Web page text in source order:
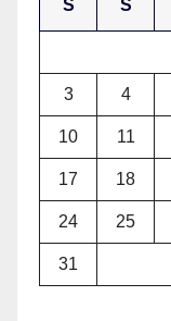
S S
3 4
10 11
17 18
24 25
31